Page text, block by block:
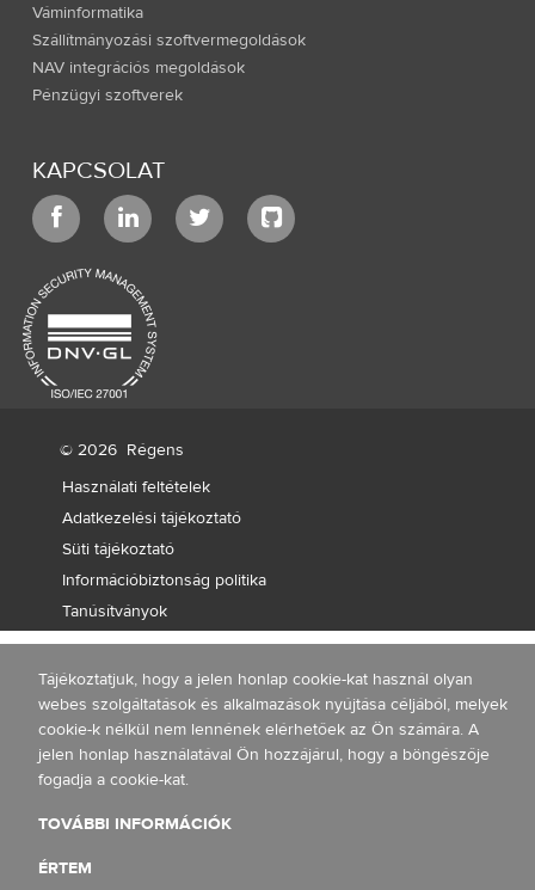
Váminformatika
Szállítmányozási szoftvermegoldások
NAV integrációs megoldások
Pénzügyi szoftverek
KAPCSOLAT
© 2026 Régens
Használati feltételek
Adatkezelési tájékoztató
Süti tájékoztató
Információbiztonság politika
Tanúsítványok
Tájékoztatjuk, hogy a jelen honlap cookie-kat használ olyan
webes szolgáltatások és alkalmazások nyújtása céljából, melyek
cookie-k nélkül nem lennének elérhetőek az Ön számára. A
jelen honlap használatával Ön hozzájárul, hogy a böngészője
fogadja a cookie-kat.
TOVÁBBI INFORMÁCIÓK
ÉRTEM